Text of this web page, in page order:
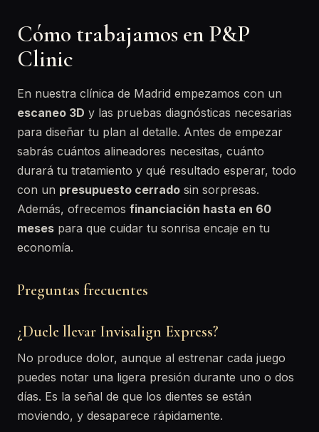
Cómo trabajamos en P&P
Clinic
En nuestra clínica de Madrid empezamos con un
escaneo 3D y las pruebas diagnósticas necesarias
para diseñar tu plan al detalle. Antes de empezar
sabrás cuántos alineadores necesitas, cuánto
durará tu tratamiento y qué resultado esperar, todo
con un presupuesto cerrado sin sorpresas.
Además, ofrecemos financiación hasta en 60
meses para que cuidar tu sonrisa encaje en tu
economía.
Preguntas frecuentes
¿Duele llevar Invisalign Express?
No produce dolor, aunque al estrenar cada juego
puedes notar una ligera presión durante uno o dos
días. Es la señal de que los dientes se están
moviendo, y desaparece rápidamente.